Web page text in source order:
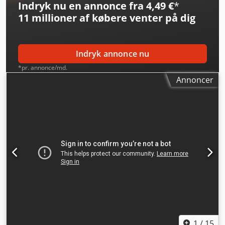
Egenvægt: 10.780 kg Nyttelast: 8.220 kg Totalvægt: 19.000
kg Funktionelt Mærke på påbygningen: OVA Antal kamre: 5
Indryk nu en annonce fra 4,49 €*
11 millioner af købere venter på dig
Indryk annonce nu
*pr. annonce/md.
Annoncer